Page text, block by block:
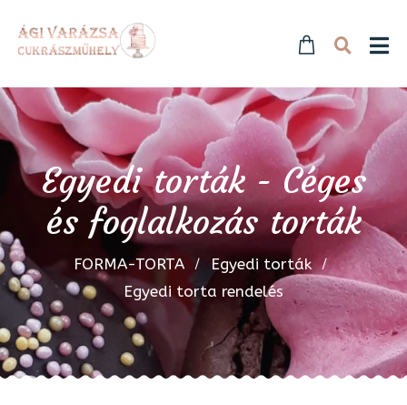
Egyedi torták - Céges
és foglalkozás torták
FORMA-TORTA
Egyedi torták
Egyedi torta rendelés